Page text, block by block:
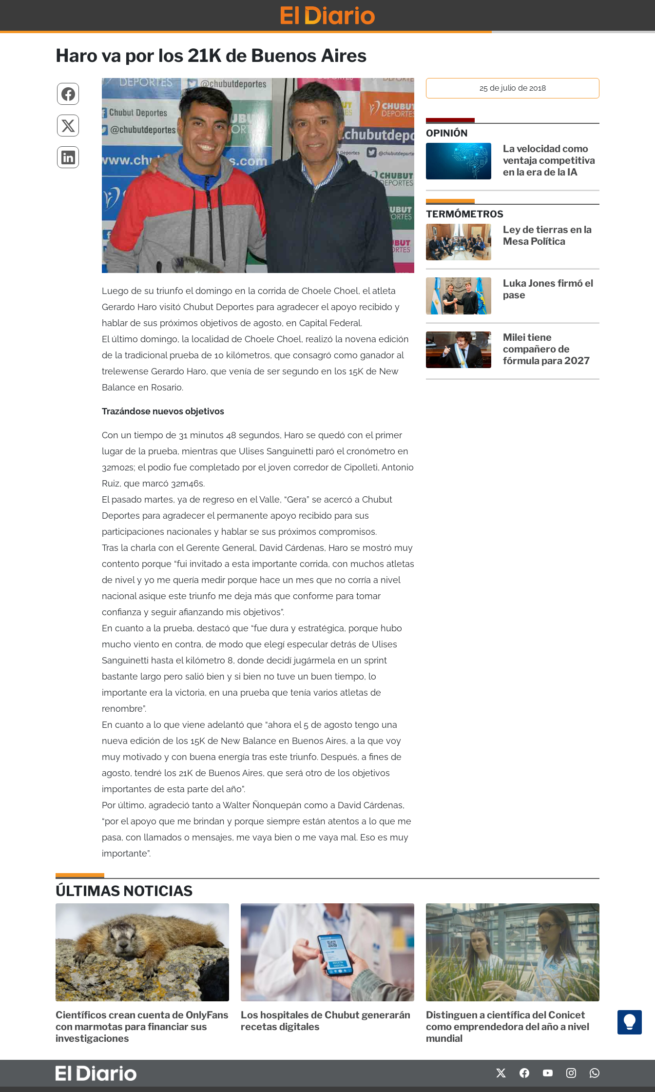
Haro va por los 21K de Buenos Aires
Luego de su triunfo el domingo en la corrida de Choele Choel, el atleta
Gerardo Haro visitó Chubut Deportes para agradecer el apoyo recibido y
hablar de sus próximos objetivos de agosto, en Capital Federal.
El último domingo, la localidad de Choele Choel, realizó la novena edición
de la tradicional prueba de 10 kilómetros, que consagró como ganador al
trelewense Gerardo Haro, que venía de ser segundo en los 15K de New
Balance en Rosario.
Trazándose nuevos objetivos
Con un tiempo de 31 minutos 48 segundos, Haro se quedó con el primer
lugar de la prueba, mientras que Ulises Sanguinetti paró el cronómetro en
32m02s; el podio fue completado por el joven corredor de Cipolleti, Antonio
Ruiz, que marcó 32m46s.
El pasado martes, ya de regreso en el Valle, “Gera” se acercó a Chubut
Deportes para agradecer el permanente apoyo recibido para sus
participaciones nacionales y hablar se sus próximos compromisos.
Tras la charla con el Gerente General, David Cárdenas, Haro se mostró muy
contento porque “fui invitado a esta importante corrida, con muchos atletas
de nivel y yo me quería medir porque hace un mes que no corría a nivel
nacional asique este triunfo me deja más que conforme para tomar
confianza y seguir afianzando mis objetivos”.
En cuanto a la prueba, destacó que “fue dura y estratégica, porque hubo
mucho viento en contra, de modo que elegí especular detrás de Ulises
Sanguinetti hasta el kilómetro 8, donde decidí jugármela en un sprint
bastante largo pero salió bien y si bien no tuve un buen tiempo, lo
importante era la victoria, en una prueba que tenía varios atletas de
renombre”.
En cuanto a lo que viene adelantó que “ahora el 5 de agosto tengo una
nueva edición de los 15K de New Balance en Buenos Aires, a la que voy
muy motivado y con buena energía tras este triunfo. Después, a fines de
agosto, tendré los 21K de Buenos Aires, que será otro de los objetivos
importantes de esta parte del año”.
Por último, agradeció tanto a Walter Ñonquepán como a David Cárdenas,
“por el apoyo que me brindan y porque siempre están atentos a lo que me
pasa, con llamados o mensajes, me vaya bien o me vaya mal. Eso es muy
importante”.
25 de julio de 2018
OPINIÓN
La velocidad como
ventaja competitiva
en la era de la IA
TERMÓMETROS
Ley de tierras en la
Mesa Política
Luka Jones firmó el
pase
Milei tiene
compañero de
fórmula para 2027
ÚLTIMAS NOTICIAS
Científicos crean cuenta de OnlyFans
con marmotas para financiar sus
investigaciones
Los hospitales de Chubut generarán
recetas digitales
Distinguen a científica del Conicet
como emprendedora del año a nivel
mundial